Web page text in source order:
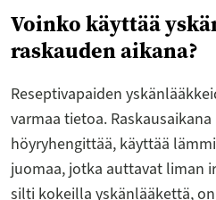
Voinko käyttää
raskauden aikana?
Reseptivapaiden
varmaa tietoa.
höyryhengittää, käyttää
juomaa, jotka auttavat liman
silti kokeilla yskänlääkettä,